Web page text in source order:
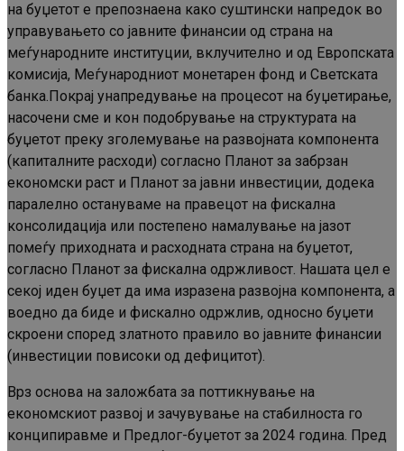
на буџетот е препознаена како суштински напредок во
управувањето со јавните финансии од страна на
меѓународните институции, вклучително и од Европската
комисија, Меѓународниот монетарен фонд и Светската
банка.Покрај унапредување на процесот на буџетирање,
насочени сме и кон подобрување на структурата на
буџетот преку зголемување на развојната компонента
(капиталните расходи) согласно Планот за забрзан
економски раст и Планот за јавни инвестиции, додека
паралелно остануваме на правецот на фискална
консолидација или постепено намалување на јазот
помеѓу приходната и расходната страна на буџетот,
согласно Планот за фискална одржливост. Нашата цел е
секој иден буџет да има изразена развојна компонента, а
воедно да биде и фискално одржлив, односно буџети
скроени според златното правило во јавните финансии
(инвестиции повисоки од дефицитот).
Врз основа на заложбата за поттикнување на
економскиот развој и зачувување на стабилноста го
конципиравме и Предлог-буџетот за 2024 година. Пред